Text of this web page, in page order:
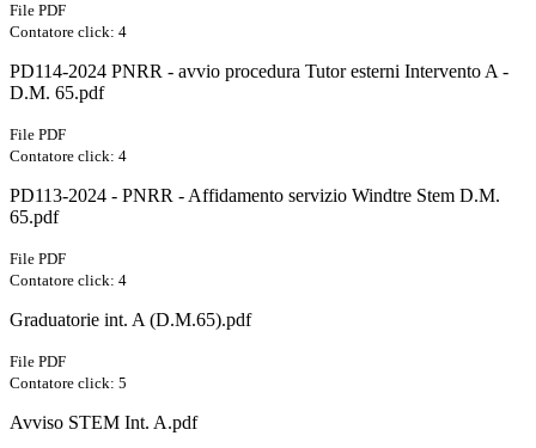
File PDF
Contatore click: 4
PD114-2024 PNRR - avvio procedura Tutor esterni Intervento A -
D.M. 65.pdf
File PDF
Contatore click: 4
PD113-2024 - PNRR - Affidamento servizio Windtre Stem D.M.
65.pdf
File PDF
Contatore click: 4
Graduatorie int. A (D.M.65).pdf
File PDF
Contatore click: 5
Avviso STEM Int. A.pdf